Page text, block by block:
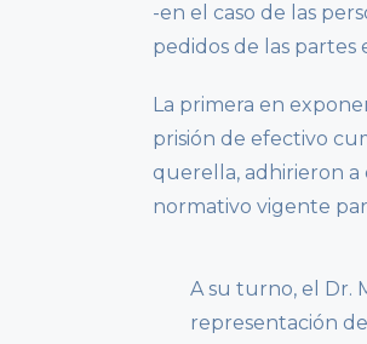
-en el caso de las
pedidos de las partes
La primera en
prisión de efectivo
querella, adhirieron a
normativo vigente
A su turno, el Dr.
representación